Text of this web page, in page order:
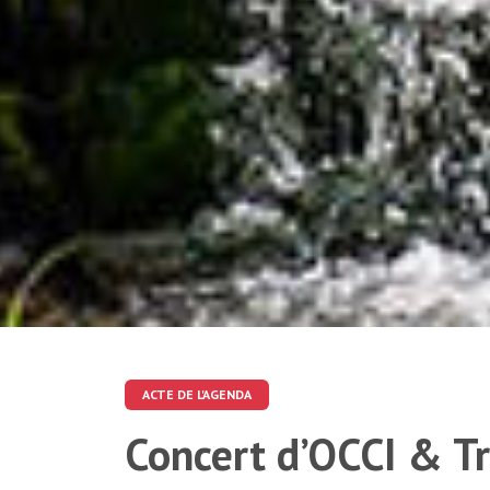
ACTE DE L'AGENDA
Concert d’OCCI &